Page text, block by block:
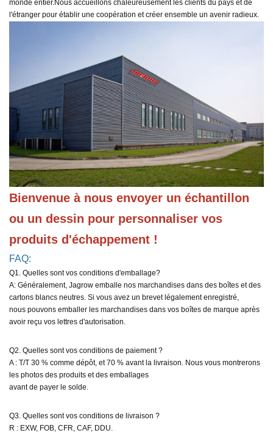
monde entier.Nous accueillons chaleureusement les clients du pays et de
l'étranger pour établir une coopération et créer ensemble un avenir radieux.
Bienvenue à nous envoyer un échantillon
ou un dessin pour personnaliser vos
produits d'échappement !
FAQ:
Q1. Quelles sont vos conditions d'emballage?
A: Généralement, Jagrow emballe nos marchandises dans des boîtes et des
cartons blancs neutres. Si vous avez un brevet légalement enregistré,
nous pouvons emballer les marchandises dans vos boîtes de marque après
avoir reçu vos lettres d'autorisation.
Q2. Quelles sont vos conditions de paiement ?
A : T/T 30 % comme dépôt, et 70 % avant la livraison. Nous vous montrerons
les photos des produits et des emballages
avant de payer le solde.
Q3. Quelles sont vos conditions de livraison ?
R : EXW, FOB, CFR, CAF, DDU.